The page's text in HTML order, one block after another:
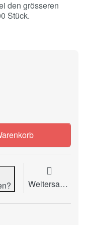
den grösseren
Stück.
CHF 62.65, Menge
Weitersagen